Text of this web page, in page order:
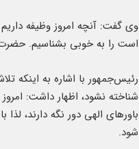
وی گفت: آنچه امروز وظیفه
است را به خوبی بشناسیم.
رئیس‌جمهور با اشاره به اینکه
شناخته نشود، اظهار داشت:
باورهای الهی دور نگه دارند،
شود.